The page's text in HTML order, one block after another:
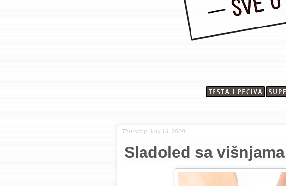
Thursday, July 16, 2009
Sladoled sa višnjama